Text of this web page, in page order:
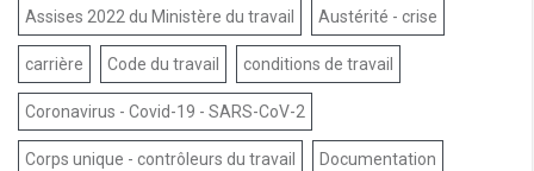
Assises 2022 du Ministère du travail Austérité - crise
carrière Code du travail conditions de travail
Coronavirus - Covid-19 - SARS-CoV-2
Corps unique - contrôleurs du travail Documentation